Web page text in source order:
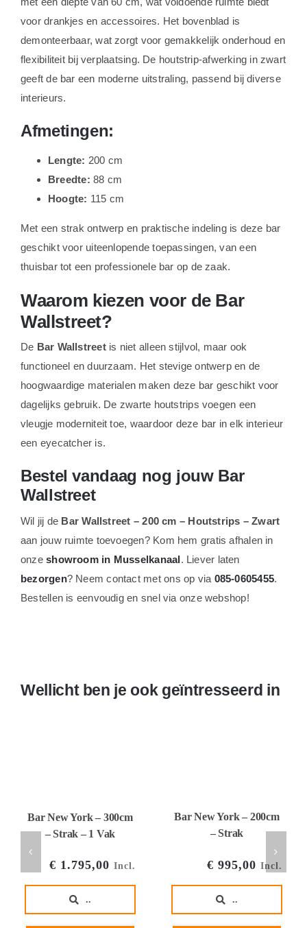
voor drankjes en accessoires. Het bovenblad is
demonteerbaar, wat zorgt voor gemakkelijk onderhoud en
flexibiliteit bij verplaatsing. De houtstrip-afwerking in zwart
geeft de bar een moderne uitstraling, passend bij diverse
interieurs.
Afmetingen:
Lengte: 200 cm
Breedte: 88 cm
Hoogte: 115 cm
Met een strak ontwerp en praktische indeling is deze bar
geschikt voor uiteenlopende toepassingen, van een
thuisbar tot een professionele bar op de zaak.
Waarom kiezen voor de Bar
Wallstreet?
De Bar Wallstreetis niet alleen stijlvol, maar ook
functioneel en duurzaam. Het stevige ontwerp en de
hoogwaardige materialen maken deze bar geschikt voor
dagelijks gebruik. De zwarte houtstrips voegen een
vleugje moderniteit toe, waardoor deze bar in elk interieur
een eyecatcher is.
Bestel vandaag nog jouw Bar
Wallstreet
Wil jij de Bar Wallstreet – 200 cm – Houtstrips – Zwart
aan jouw ruimte toevoegen? Kom hem gratis afhalen in
onzeshowroom in Musselkanaal. Liever laten
bezorgen? Neem contact met ons op via 085-0605455.
Bestellen is eenvoudig en snel via onze webshop!
Wellicht ben je ook geïntresseerd in
Bar New York – 300cm
– Strak – 1 Vak
€ 1.795,00 Incl.
..
Bar New York – 200cm
– Strak
€ 995,00 Incl.
..